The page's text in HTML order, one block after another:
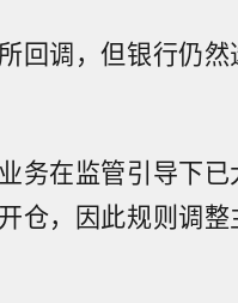
回调，但银行仍
务在监管引导下
仓，因此规则调
作表现极为满意。